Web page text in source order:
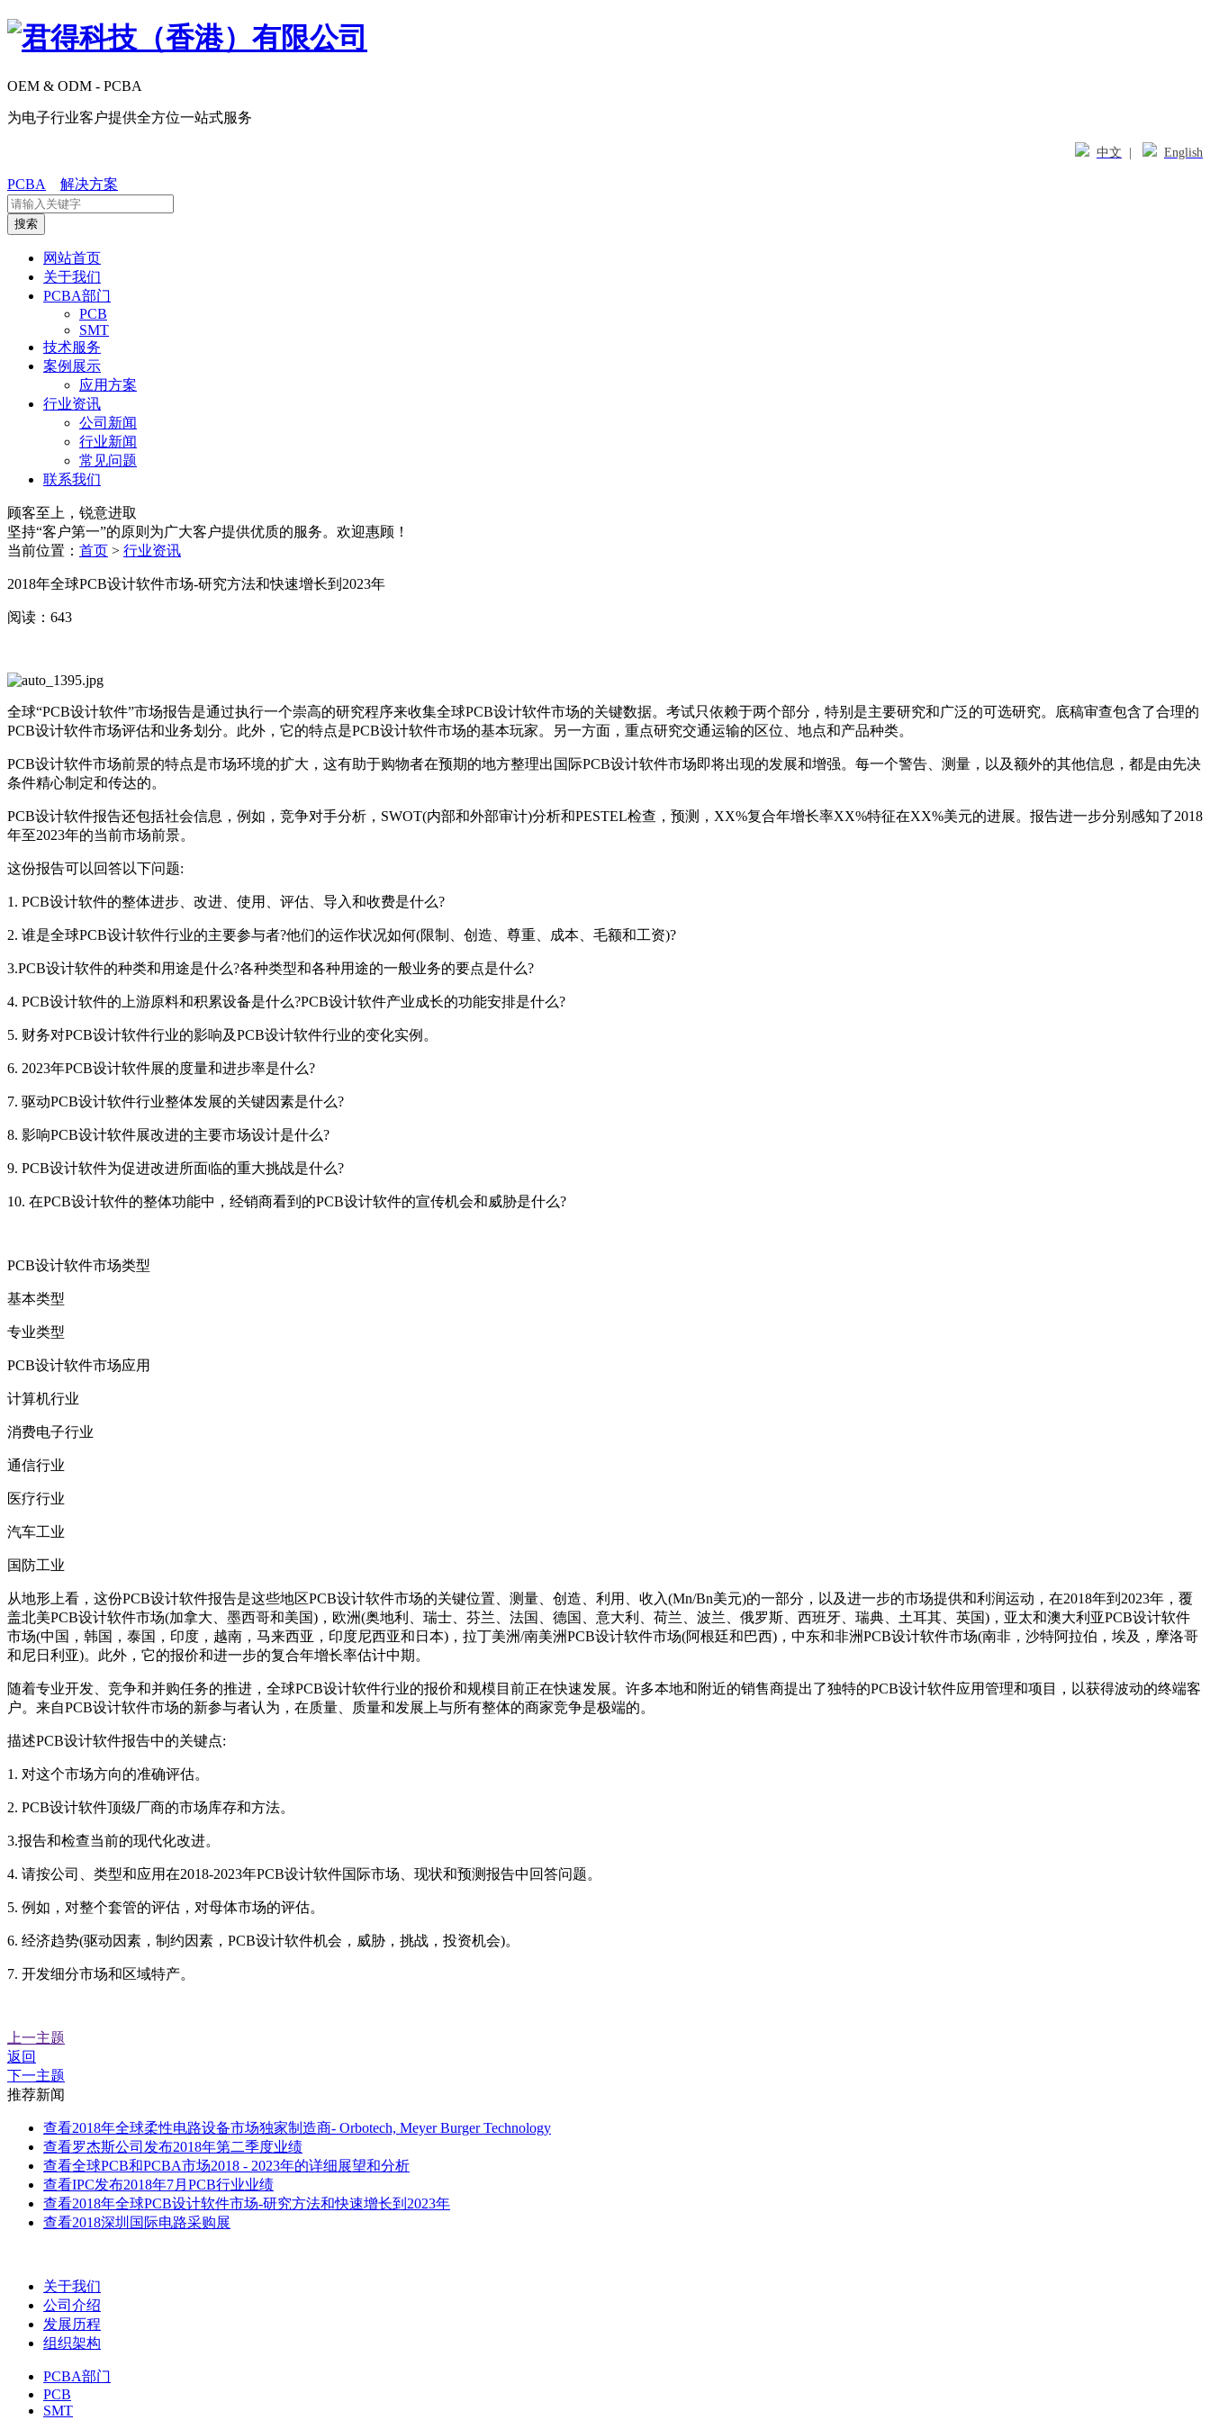
OEM & ODM - PCBA
为电子行业客户提供全方位一站式服务
中文 English
PCBA 解决方案
搜索
网站首页
关于我们
PCBA部门
PCB
SMT
技术服务
案例展示
应用方案
行业资讯
公司新闻
行业新闻
常见问题
联系我们
顾客至上，锐意进取
坚持“客户第一”的原则为广大客户提供优质的服务。欢迎惠顾！
当前位置： 首页 > 行业资讯
2018年全球PCB设计软件市场-研究方法和快速增长到2023年
阅读：643
全球“PCB设计软件”市场报告是通过执行一个崇高的研究程序来收集全球PCB设计软件市场的关键数据。考试只依赖于两个部分，特别是主要研究和广泛的可选研究。底稿审查包含了合理的
PCB设计软件市场评估和业务划分。此外，它的特点是PCB设计软件市场的基本玩家。另一方面，重点研究交通运输的区位、地点和产品种类。
PCB设计软件市场前景的特点是市场环境的扩大，这有助于购物者在预期的地方整理出国际PCB设计软件市场即将出现的发展和增强。每一个警告、测量，以及额外的其他信息，都是由先决
条件精心制定和传达的。
PCB设计软件报告还包括社会信息，例如，竞争对手分析，SWOT(内部和外部审计)分析和PESTEL检查，预测，XX%复合年增长率XX%特征在XX%美元的进展。报告进一步分别感知了2018
年至2023年的当前市场前景。
这份报告可以回答以下问题:
1. PCB设计软件的整体进步、改进、使用、评估、导入和收费是什么?
2. 谁是全球PCB设计软件行业的主要参与者?他们的运作状况如何(限制、创造、尊重、成本、毛额和工资)?
3.PCB设计软件的种类和用途是什么?各种类型和各种用途的一般业务的要点是什么?
4. PCB设计软件的上游原料和积累设备是什么?PCB设计软件产业成长的功能安排是什么?
5. 财务对PCB设计软件行业的影响及PCB设计软件行业的变化实例。
6. 2023年PCB设计软件展的度量和进步率是什么?
7. 驱动PCB设计软件行业整体发展的关键因素是什么?
8. 影响PCB设计软件展改进的主要市场设计是什么?
9. PCB设计软件为促进改进所面临的重大挑战是什么?
10. 在PCB设计软件的整体功能中，经销商看到的PCB设计软件的宣传机会和威胁是什么?
PCB设计软件市场类型
基本类型
专业类型
PCB设计软件市场应用
计算机行业
消费电子行业
通信行业
医疗行业
汽车工业
国防工业
从地形上看，这份PCB设计软件报告是这些地区PCB设计软件市场的关键位置、测量、创造、利用、收入(Mn/Bn美元)的一部分，以及进一步的市场提供和利润运动，在2018年到2023年，覆
盖北美PCB设计软件市场(加拿大、墨西哥和美国)，欧洲(奥地利、瑞士、芬兰、法国、德国、意大利、荷兰、波兰、俄罗斯、西班牙、瑞典、土耳其、英国)，亚太和澳大利亚PCB设计软件
市场(中国，韩国，泰国，印度，越南，马来西亚，印度尼西亚和日本)，拉丁美洲/南美洲PCB设计软件市场(阿根廷和巴西)，中东和非洲PCB设计软件市场(南非，沙特阿拉伯，埃及，摩洛哥
和尼日利亚)。此外，它的报价和进一步的复合年增长率估计中期。
随着专业开发、竞争和并购任务的推进，全球PCB设计软件行业的报价和规模目前正在快速发展。许多本地和附近的销售商提出了独特的PCB设计软件应用管理和项目，以获得波动的终端客
户。来自PCB设计软件市场的新参与者认为，在质量、质量和发展上与所有整体的商家竞争是极端的。
描述PCB设计软件报告中的关键点:
1. 对这个市场方向的准确评估。
2. PCB设计软件顶级厂商的市场库存和方法。
3.报告和检查当前的现代化改进。
4. 请按公司、类型和应用在2018-2023年PCB设计软件国际市场、现状和预测报告中回答问题。
5. 例如，对整个套管的评估，对母体市场的评估。
6. 经济趋势(驱动因素，制约因素，PCB设计软件机会，威胁，挑战，投资机会)。
7. 开发细分市场和区域特产。
上一主题
返回
下一主题
推荐新闻
查看2018年全球柔性电路设备市场独家制造商- Orbotech, Meyer Burger Technology
查看罗杰斯公司发布2018年第二季度业绩
查看全球PCB和PCBA市场2018 - 2023年的详细展望和分析
查看IPC发布2018年7月PCB行业业绩
查看2018年全球PCB设计软件市场-研究方法和快速增长到2023年
查看2018深圳国际电路采购展
关于我们
公司介绍
发展历程
组织架构
PCBA部门
PCB
SMT